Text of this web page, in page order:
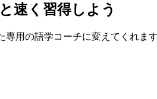
速く習得しよう
専用の語学コーチに変えてくれま